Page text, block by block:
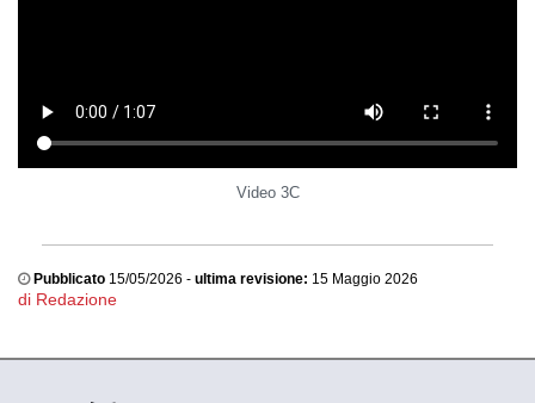
Video 3C
Pubblicato 15/05/2026 - ultima revisione: 15 Maggio 2026
di Redazione